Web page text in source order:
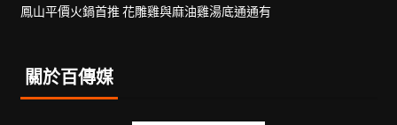
鳳山平價火鍋首推 花雕雞與麻油雞湯底通通有
關於百傳媒